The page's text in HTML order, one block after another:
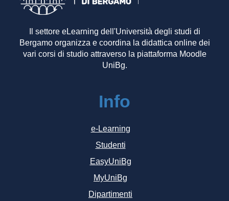
Il settore eLearning dell'Università degli studi di
Bergamo organizza e coordina la didattica online dei
vari corsi di studio attraverso la piattaforma Moodle
UniBg.
Info
e-Learning
Studenti
EasyUniBg
MyUniBg
Dipartimenti